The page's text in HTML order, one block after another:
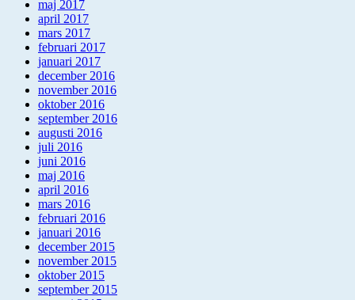
maj 2017
april 2017
mars 2017
februari 2017
januari 2017
december 2016
november 2016
oktober 2016
september 2016
augusti 2016
juli 2016
juni 2016
maj 2016
april 2016
mars 2016
februari 2016
januari 2016
december 2015
november 2015
oktober 2015
september 2015